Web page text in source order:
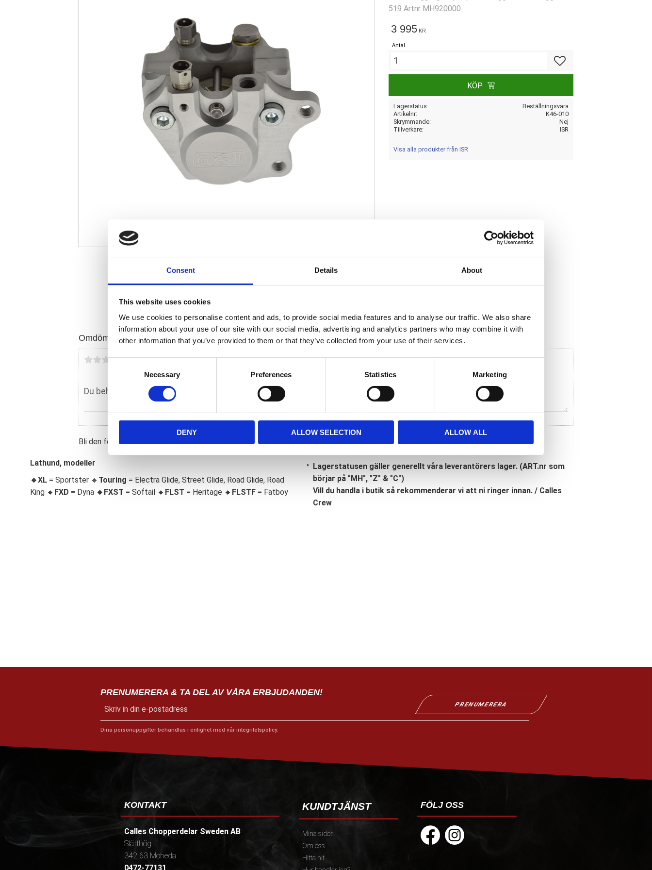
Consent Details About
This website uses cookies
We use cookies to personalise content and ads, to provide social media features and to analyse our traffic. We also share
information about your use of our site with our social media, advertising and analytics partners who may combine it with
other information that you’ve provided to them or that they’ve collected from your use of their services.
C
S
e
e
c
Necessary Preferences Statistics Marketing
DENY ALLOW SELECTION ALLOW ALL
519 Artnr MH920000
3 995 KR
Antal
KÖP
Lagerstatus
Beställningsvara
Artikelnr
K46-010
Skrymmande
Nej
Tillverkare
ISR
Visa alla produkter från ISR
Dela med dig
c
b
o
Omdömen
Du
Bli den första att lämna ett omdöme.
Lathund, modeller
🔹XL = Sportster 🔹 Touring = Electra Glide, Street Glide, Road Glide, Road
King 🔹 FXD = Dyna 🔹 FXST = Softail 🔹 FLST = Heritage 🔹 FLSTF = Fatboy
Lagerstatusen gäller generellt våra leverantörers lager. (ART.nr som
börjar på "MH", "Z" & "C")
Vill du handla i butik så rekommenderar vi att ni ringer innan. / Calles
Crew
PRENUMERERA & TA DEL AV VÅRA ERBJUDANDEN!
PRENUMERERA
Dina personuppgifter behandlas i enlighet med vår integritetspolicy.
KONTAKT
Calles Chopperdelar Sweden AB
Slätthög
342 63 Moheda
0472-77131
KUNDTJÄNST
Mina sidor
Om oss
Hitta hit
FÖLJ OSS